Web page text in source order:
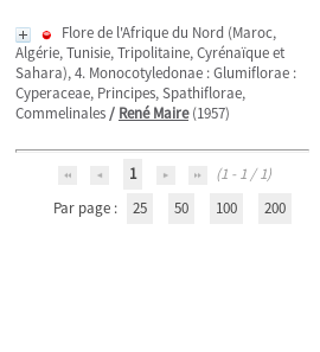
Flore de l'Afrique du Nord (Maroc,
Algérie, Tunisie, Tripolitaine, Cyrénaïque et
Sahara), 4. Monocotyledonae : Glumiflorae :
Cyperaceae, Principes, Spathiflorae,
Commelinales/ René Maire(1957)
1
(1 - 1 / 1)
Par page :
25 50 100 200